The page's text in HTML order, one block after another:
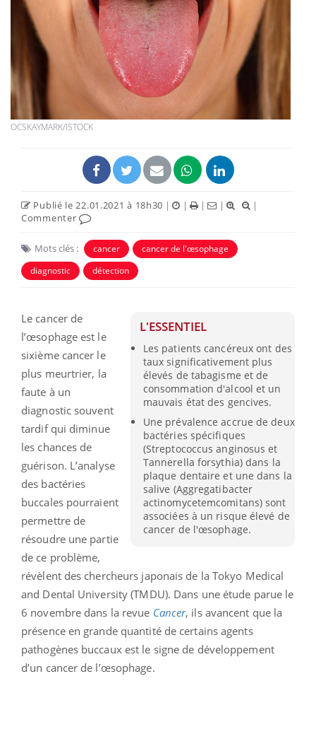
OCSKAYMARK/ISTOCK
Publié le 22.01.2021 à 18h30 | | | |
|
Commenter
Mots clés : cancer
cancer de l'œsophage
diagnostic
détection
L'ESSENTIEL
Les patients cancéreux ont des
taux significativement plus
élevés de tabagisme et de
consommation d'alcool et un
mauvais état des gencives.
Une prévalence accrue de deux
bactéries spécifiques
(Streptococcus anginosus et
Tannerella forsythia) dans la
plaque dentaire et une dans la
salive (Aggregatibacter
actinomycetemcomitans) sont
associées à un risque élevé de
cancer de l'œsophage.
Le cancer de
l’œsophage est le
sixième cancer le
plus meurtrier, la
faute à un
diagnostic souvent
tardif qui diminue
les chances de
guérison. L’analyse
des bactéries
buccales pourraient
permettre de
résoudre une partie
de ce problème,
révèlent des chercheurs japonais de la Tokyo Medical
and Dental University (TMDU). Dans une étude parue le
6 novembre dans la revue Cancer, ils avancent que la
présence en grande quantité de certains agents
pathogènes buccaux est le signe de développement
d’un cancer de l’œsophage.